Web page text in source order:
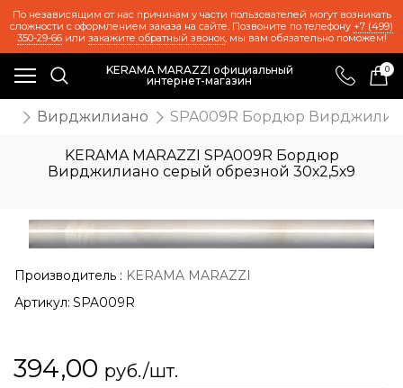
По независящим от нас причинам у части пользователей могут возникать
сложности с оформлением заказа на сайте. Позвоните по телефону +7 (499)
350-29-66или закажите обратный звонок, мы вам обязательно поможем!
KERAMA MARAZZI официальный
интернет-магазин
0
Вирджилиано SPA009R Бордюр
KERAMA MARAZZI SPA009R Бордюр
Вирджилиано серый обрезной 30х2,5х9
Производитель : KERAMA MARAZZI
Артикул: SPA009R
394,00 руб./шт.